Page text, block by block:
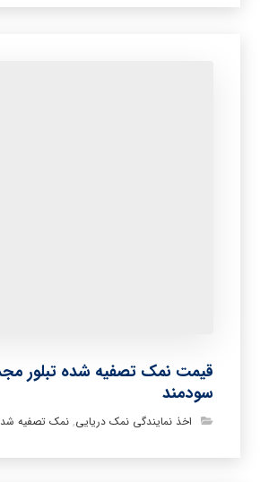
قیمت نمک تصفیه شده تبلور
سودمند
اخذ نمایندگی نمک دریایی,نمک تصفیه